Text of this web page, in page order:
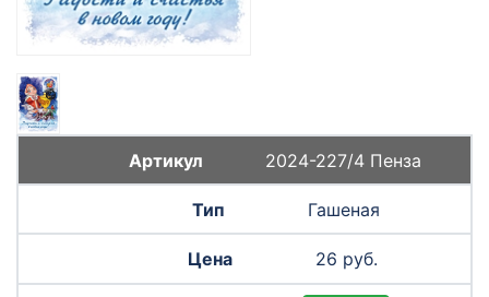
2024-227/4 Пенза
Гашеная
26 руб.